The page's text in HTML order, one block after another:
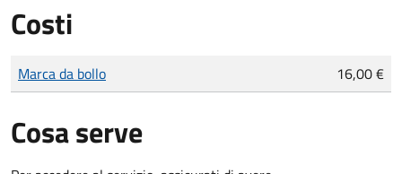
Costi
Tipo di pagamento
Importo
Marca da bollo 16,00 €
Cosa serve